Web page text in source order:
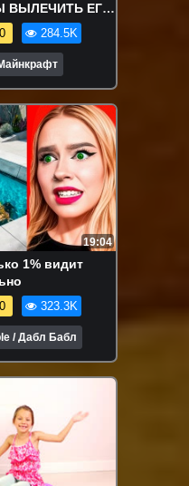
ВЫЛЕЧИТЬ ЕГО
284.5K
19:04
1% видит
323.3K
/ Дабл Бабл